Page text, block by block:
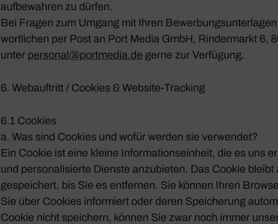
aufbe­wahren zu dürfen.
Bei Fragen zum Umgang mit Ihren
wort­li­chen per Post an Port Media GmbH, Rinder­markt 6,
unter personal@​portmedia.​de gerne zur Verfü­gung.
6. Webauf­tritt / Cookies & Website-Tracking
6.1 Cookies
a. Was sind Cookies und wofür werden sie verwendet?
Ein Cookie ist eine kleine Infor­ma­ti­ons­ein­heit, die es uns
und perso­na­li­sierte Dienste anzu­bieten. Das Cookie bleibt
gespei­chert, bis Sie es entfernen. Sie können Ihren
Sie über Cookies infor­miert oder deren Spei­che­rung
Cookie nicht spei­chern, können Sie zwar noch immer